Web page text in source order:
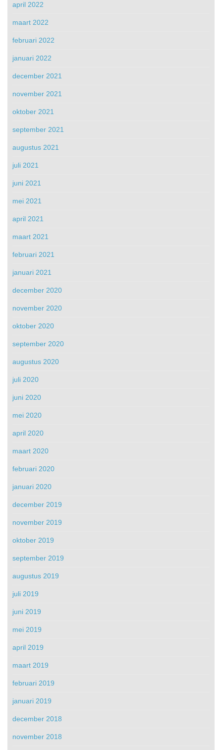
april 2022
maart 2022
februari 2022
januari 2022
december 2021
november 2021
oktober 2021
september 2021
augustus 2021
juli 2021
juni 2021
mei 2021
april 2021
maart 2021
februari 2021
januari 2021
december 2020
november 2020
oktober 2020
september 2020
augustus 2020
juli 2020
juni 2020
mei 2020
april 2020
maart 2020
februari 2020
januari 2020
december 2019
november 2019
oktober 2019
september 2019
augustus 2019
juli 2019
juni 2019
mei 2019
april 2019
maart 2019
februari 2019
januari 2019
december 2018
november 2018